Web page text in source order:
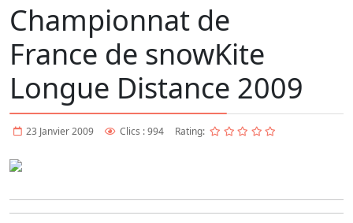
Championnat de
France de snowKite
Longue Distance 2009
23 Janvier 2009 Clics : 994 Rating: